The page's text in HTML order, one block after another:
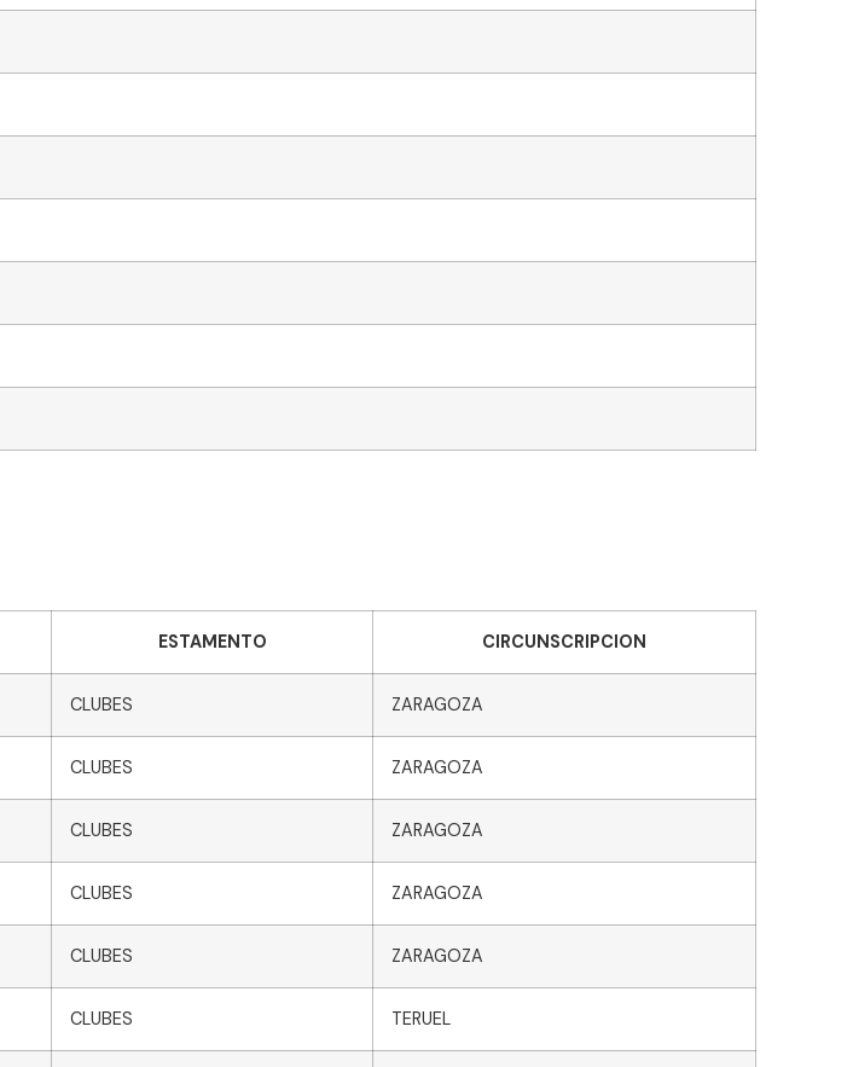
ESTAMENTO CIRCUNSCRIPCION
CLUBES ZARAGOZA
CLUBES ZARAGOZA
CLUBES ZARAGOZA
CLUBES ZARAGOZA
CLUBES ZARAGOZA
CLUBES TERUEL